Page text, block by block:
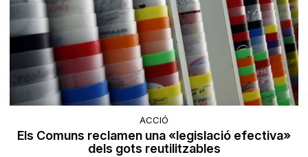
ACCIÓ
Els Comuns reclamen una «legislació efectiva»
dels gots reutilitzables